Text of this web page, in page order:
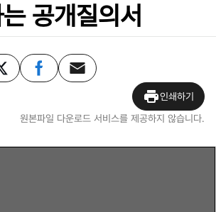
공개질의서
인쇄하기
원본파일 다운로드 서비스를 제공하지 않습니다.